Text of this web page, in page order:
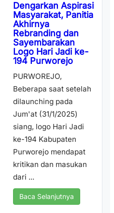
Dengarkan Aspirasi
Masyarakat, Panitia
Akhirnya
Rebranding dan
Sayembarakan
Logo Hari Jadi ke-
194 Purworejo
PURWOREJO,
Beberapa saat setelah
dilaunching pada
Jum'at (31/1/2025)
siang, logo Hari Jadi
ke-194 Kabupaten
Purworejo mendapat
kritikan dan masukan
dari ...
Baca Selanjutnya